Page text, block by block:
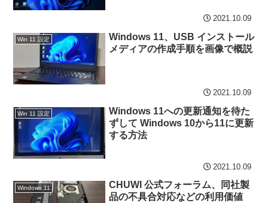
2021.10.09
Win 11 設定
Windows 11、USB インストール
メディアの作成手順を画像で概説
2021.10.09
Win 11 設定
Windows 11への更新通知を待た
ずして Windows 10から11に更新
する方法
2021.10.09
Windows 11
CHUWI 公式フォーラム、同社製
品の不具合対応などの利用価値